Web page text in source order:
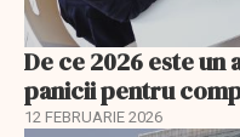
De ce 2026 este un
panicii pentru
12 FEBRUARIE 2026